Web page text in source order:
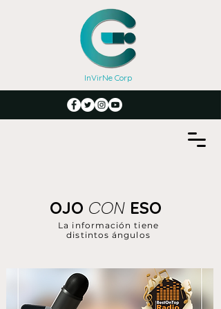
InVirNe Corp
La información tiene
distintos ángulos
OJO CON ESO